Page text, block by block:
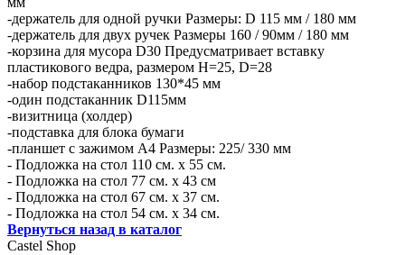
-держатель для одной ручки Размеры: D 115 мм / 180 мм
-держатель для двух ручек Размеры 160 / 90мм / 180 мм
-корзина для мусора D30 Предусматривает вставку
пластикового ведра, размером H=25, D=28
-набор подстаканников 130*45 мм
-один подстаканник D115мм
-визитница (холдер)
-подставка для блока бумаги
-планшет с зажимом А4 Размеры: 225/ 330 мм
- Подложка на стол 110 см. х 55 см.
- Подложка на стол 77 см. х 43 см
- Подложка на стол 67 см. х 37 см.
- Подложка на стол 54 см. х 34 см.
Вернуться назад в каталог
Castel Shop